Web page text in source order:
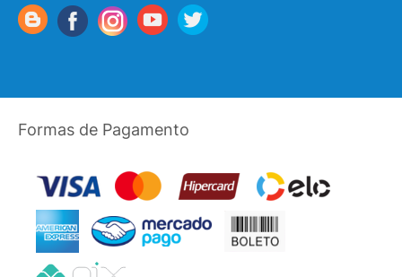
Formas de Pagamento